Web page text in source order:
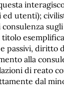
utenti);
titolo
passivi, diritto
alla
di reato
dal